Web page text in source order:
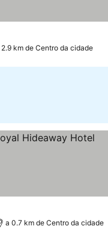
2.9 km de Centro da cidade
a 0.7 km de Centro da cidade